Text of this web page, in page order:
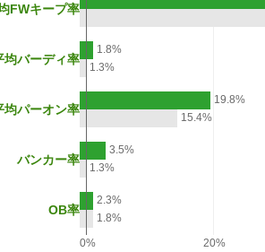
FWキープ率
均バーディ率
1.8%
1.3%
均パーオン率
19.8%
15.4%
バンカー率
3.5%
1.3%
OB率
2.3%
1.8%
0%
20%